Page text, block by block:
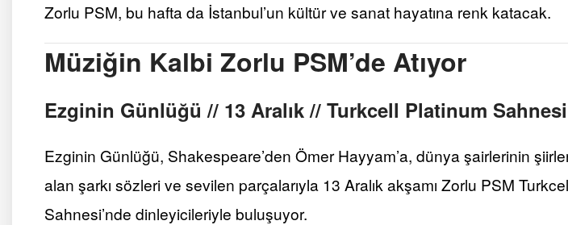
Zorlu PSM, bu hafta da İstanbul’un kültür ve sanat hayatına renk katacak.
Müziğin Kalbi Zorlu PSM’de Atıyor
Ezginin Günlüğü // 13 Aralık // Turkcell Platinum Sahnesi
Ezginin Günlüğü, Shakespeare’den Ömer Hayyam’a, dünya şairlerinin
alan şarkı sözleri ve sevilen parçalarıyla 13 Aralık akşamı Zorlu PSM
Sahnesi’nde dinleyicileriyle buluşuyor.